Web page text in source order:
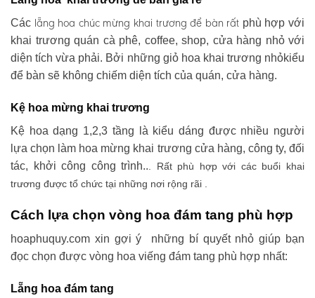
Các lẵng hoa chúc mừng khai trương để bàn rất phù hợp với
khai trương quán cà phê, coffee, shop, cửa hàng nhỏ với
diện tích vừa phải. Bởi những giỏ hoa khai trương nhỏkiểu
để bàn sẽ không chiếm diện tích của quán, cửa hàng.
Kệ hoa mừng khai trương
Kệ hoa dạng 1,2,3 tầng là kiểu dáng được nhiều người
lựa chọn làm hoa mừng khai trương cửa hàng, công ty, đối
tác, khởi công công trình.. . Rất phù hợp với các buổi khai
trương được tổ chức tại những nơi rộng rãi .
Cách lựa chọn vòng hoa đám tang phù hợp
hoaphuquy.com xin gợi ý những bí quyết nhỏ giúp bạn
đọc chọn được vòng hoa viếng đám tang phù hợp nhất:
Lẵng hoa đám tang